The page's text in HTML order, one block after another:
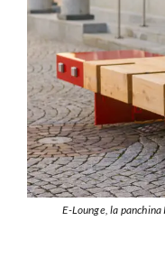
E-Lounge, la